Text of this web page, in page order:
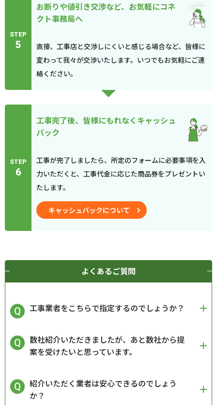
STEP
5
お断りや値引き交渉など、お気軽にコネ
クト事務局へ
直接、工事店と交渉しにくいと感じる場合など、皆様に
変わって我々が交渉いたします。いつでもお気軽にご連
絡ください。
STEP
6
工事完了後、皆様にもれなくキャッシュ
バック
工事が完了しましたら、所定のフォームに必要事項を入
力いただくと、工事代金に応じた商品券をプレゼントい
たします。
キャッシュバックについて
よくあるご質問
工事業者をこちらで指定するのでしょうか？
数社紹介いただきましたが、あと数社から提
案を受けたいと思っています。
紹介いただく業者は安心できるのでしょう
か？